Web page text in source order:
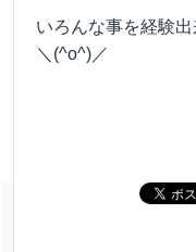
いろんな事を経験
＼(^o^)／